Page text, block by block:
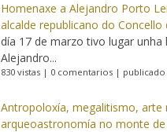
Homenaxe a Alejandro Porto
alcalde republicano do Concello
día 17 de marzo tivo lugar unha
Alejandro...
830 vistas | 0 comentarios | publicado
Antropoloxía, megalitismo, arte
arqueoastronomía no monte de